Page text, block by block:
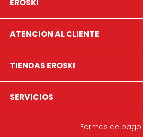
EROSKI
ATENCION AL CLIENTE
TIENDAS EROSKI
SERVICIOS
Formas de pago: